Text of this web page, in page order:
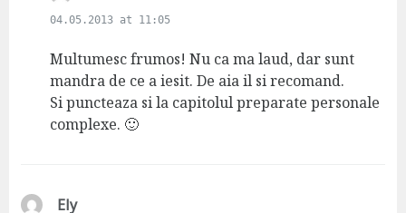
a
s
:
04.05.2013 at 11:05
Multumesc frumos! Nu ca ma laud, dar sunt
mandra de ce a iesit. De aia il si recomand.
Si puncteaza si la capitolul preparate personale
complexe. 🙂
Elys